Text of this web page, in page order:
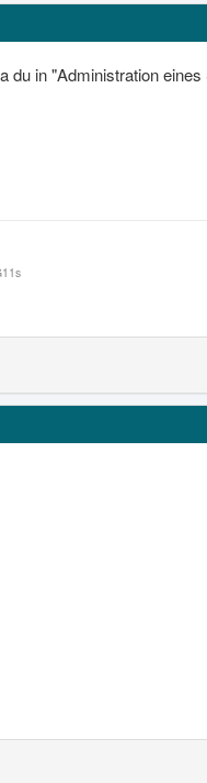
in "Administration